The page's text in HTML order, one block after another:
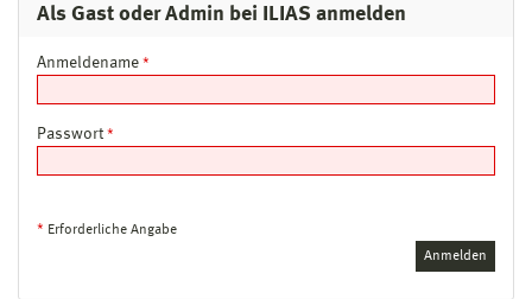
Als Gast oder Admin bei ILIAS anmelden
Anmeldename *
Passwort *
* Erforderliche Angabe